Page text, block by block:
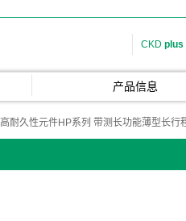
CKD plus
产品信息
高耐久性元件HP系列 带测长功能薄型长行